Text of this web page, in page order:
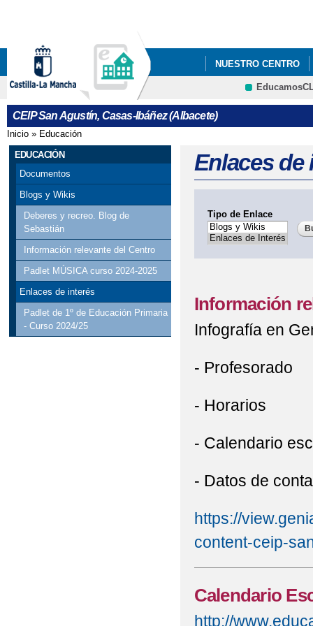
NUESTRO CENTRO
CEIP San Agustín, Casas-Ibáñez (Albacete)
Se encuentra usted aquí
Inicio » Educación
EDUCACIÓN
Documentos
Blogs y Wikis
Deberes y recreo. Blog de
Sebastián
Información relevante del Centro
Padlet MÚSICA curso 2024-2025
Enlaces de interés
Padlet de 1º de Educación Primaria
- Curso 2024/25
Enlaces de
Tipo de Enlace
Información
Infografía en
- Profesorado
- Horarios
- Calendario
- Datos de
https://
content-ceip-
Calendario
http://